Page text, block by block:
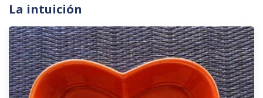
La intuición